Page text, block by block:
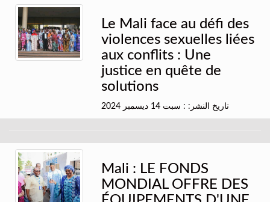
Le Mali face au défi des
violences sexuelles liées
aux conflits : Une
justice en quête de
solutions
تاريخ النشر: : سبت 14 ديسمبر 2024
Mali : LE FONDS
MONDIAL OFFRE DES